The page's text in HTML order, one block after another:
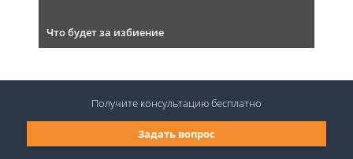
Что будет за избиение
Задать вопрос
Получите консультациюбесплатно